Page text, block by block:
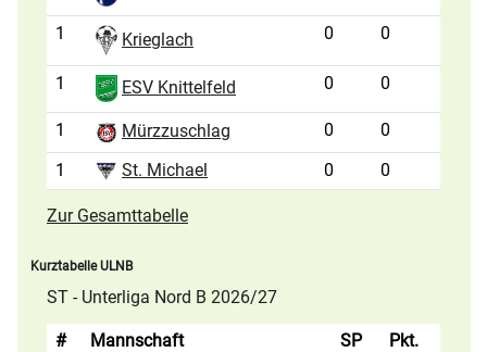
1 Krieglach 0 0
1 ESV Knittelfeld 0 0
1 Mürzzuschlag 0
0
1
St. Michael 0 0
Zur Gesamttabelle
Kurztabelle ULNB
ST - Unterliga Nord B 2026/27
# Mannschaft SP
Pkt.